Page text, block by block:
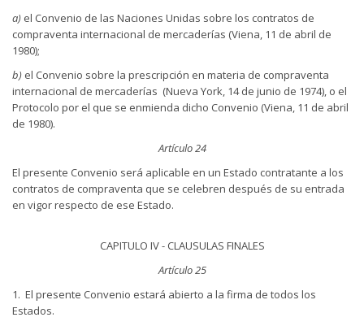
a) el Convenio de las Naciones Unidas sobre los contratos de
compraventa internacional de mercaderías (Viena, 11 de abril de
1980);
b) el Convenio sobre la prescripción en materia de compraventa
internacional de mercaderías (Nueva York, 14 de junio de 1974), o el
Protocolo por el que se enmienda dicho Convenio (Viena, 11 de abril
de 1980).
Artículo 24
El presente Convenio será aplicable en un Estado contratante a los
contratos de compraventa que se celebren después de su entrada
en vigor respecto de ese Estado.
CAPITULO IV - CLAUSULAS FINALES
Artículo 25
1. El presente Convenio estará abierto a la firma de todos los
Estados.